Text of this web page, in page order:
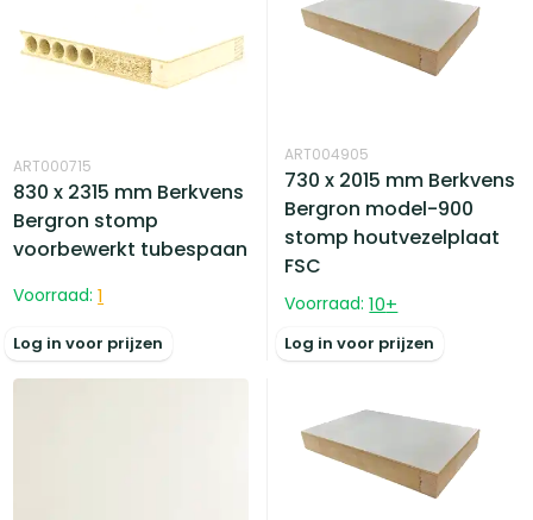
ART000715
830 x 2315 mm Berkvens
Bergron stomp
voorbewerkt tubespaan
Voorraad: 1
Log in voor prijzen
ART004905
730 x 2015 mm Berkvens
Bergron model-900
stomp houtvezelplaat
FSC
Voorraad: 10+
Log in voor prijzen